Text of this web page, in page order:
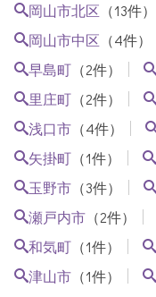
岡山市北区 （13件）
岡山市中区 （4件）
早島町 （2件）
里庄町 （2件）
浅口市 （4件）
矢掛町 （1件）
玉野市 （3件）
瀬戸内市 （2件）
和気町 （1件）
津山市 （1件）